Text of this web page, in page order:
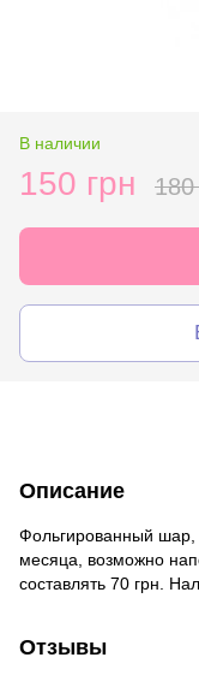
В наличии
150 грн 180
Описание
Фольгированный шар,
месяца, возможно
составлять 70 грн.
Отзывы